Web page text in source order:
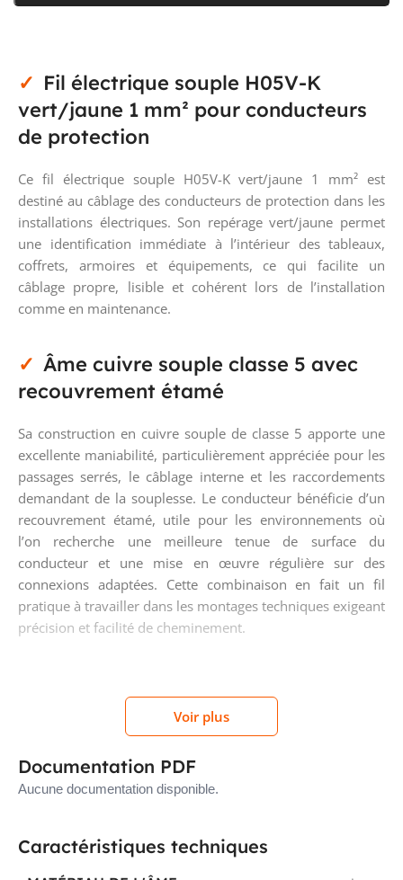
Fil électrique souple H05V-K
vert/jaune 1 mm² pour conducteurs
de protection
Ce fil électrique souple H05V-K vert/jaune 1 mm² est
destiné au câblage des conducteurs de protection dans les
installations électriques. Son repérage vert/jaune permet
une identification immédiate à l’intérieur des tableaux,
coffrets, armoires et équipements, ce qui facilite un
câblage propre, lisible et cohérent lors de l’installation
comme en maintenance.
Âme cuivre souple classe 5 avec
recouvrement étamé
Sa construction en cuivre souple de classe 5 apporte une
excellente maniabilité, particulièrement appréciée pour les
passages serrés, le câblage interne et les raccordements
demandant de la souplesse. Le conducteur bénéficie d’un
recouvrement étamé, utile pour les environnements où
l’on recherche une meilleure tenue de surface du
conducteur et une mise en œuvre régulière sur des
connexions adaptées. Cette combinaison en fait un fil
pratique à travailler dans les montages techniques exigeant
précision et facilité de cheminement.
d’installation en 300/500 V
fonctionne avec une tension nominale Uo/U de 300/500 V.
Il convient aux applications de câblage d’installation, de
ensembles électriques où un fil souple isolé PVC est
recherché. Sa température maximale admissible au
Voir plus
Documentation PDF
Aucune documentation disponible.
Caractéristiques techniques